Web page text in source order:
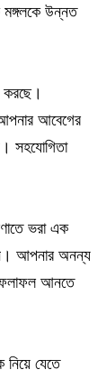
উন্নত
আবেগের
সহযোগিতা
ভরা এক
আপনার অনন্য
ফলাফল আনতে
নিয়ে যেতে